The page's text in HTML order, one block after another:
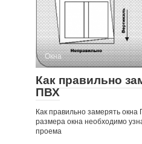
Окна
Как правильно
ПВХ
Как правильно замерять
размера окна необходимо
проема